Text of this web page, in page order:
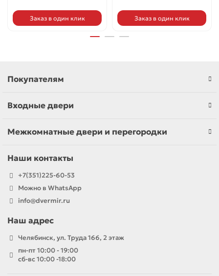
Заказ в один клик Заказ в один клик
Покупателям
Входные двери
Межкомнатные двери и перегородки
Наши контакты
+7(351)225-60-53
Можно в WhatsApp
info@dvermir.ru
Наш адрес
Челябинск, ул. Труда 166, 2 этаж
пн-пт 10:00 - 19:00
сб-вс 10:00 -18:00